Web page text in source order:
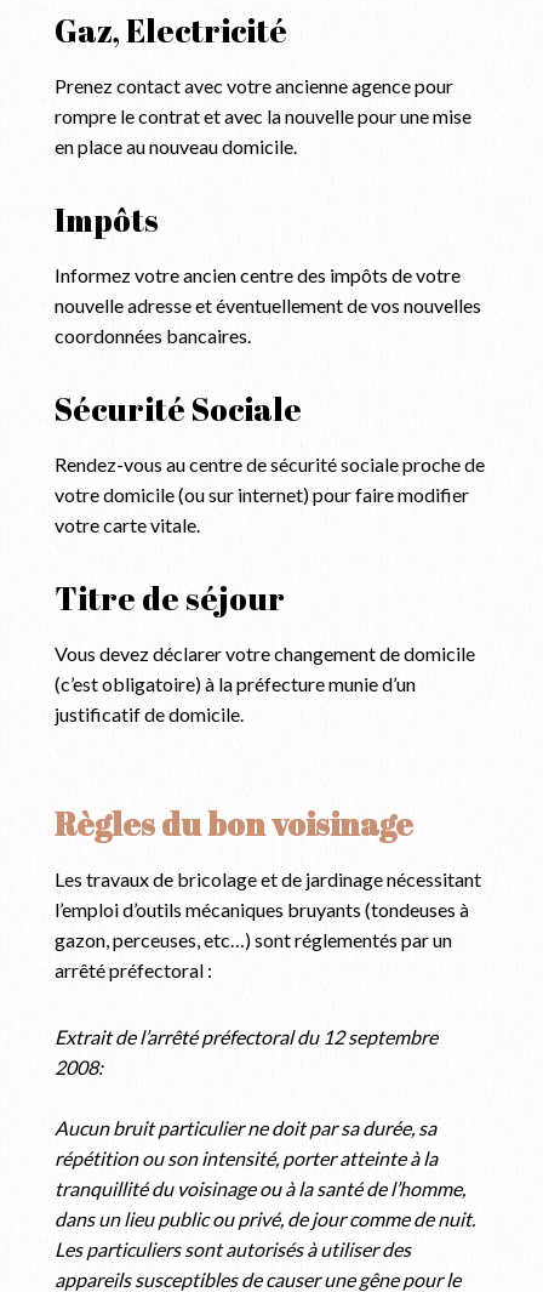
Gaz, Electricité
Prenez contact avec votre ancienne agence pour
rompre le contrat et avec la nouvelle pour une mise
en place au nouveau domicile.
Impôts
Informez votre ancien centre des impôts de votre
nouvelle adresse et éventuellement de vos nouvelles
coordonnées bancaires.
Sécurité Sociale
Rendez-vous au centre de sécurité sociale proche de
votre domicile (ou sur internet) pour faire modifier
votre carte vitale.
Titre de séjour
Vous devez déclarer votre changement de domicile
(c’est obligatoire) à la préfecture munie d’un
justificatif de domicile.
Règles du bon voisinage
Les travaux de bricolage et de jardinage nécessitant
l’emploi d’outils mécaniques bruyants (tondeuses à
gazon, perceuses, etc…) sont réglementés par un
arrêté préfectoral :
Extrait de l’arrêté préfectoral du 12 septembre
2008:
Aucun bruit particulier ne doit par sa durée, sa
répétition ou son intensité, porter atteinte à la
tranquillité du voisinage ou à la santé de l’homme,
dans un lieu public ou privé, de jour comme de nuit.
Les particuliers sont autorisés à utiliser des
appareils susceptibles de causer une gêne pour le